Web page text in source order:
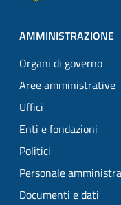
AMMINISTRAZIONE
Organi di governo
Aree amministrative
Uffici
Enti e fondazioni
Politici
Personale
Documenti e dati